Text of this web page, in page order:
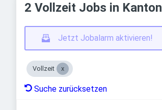
2 Vollzeit Jobs in
Jetzt Jobalarm aktivieren!
Vollzeit
Suche zurücksetzen